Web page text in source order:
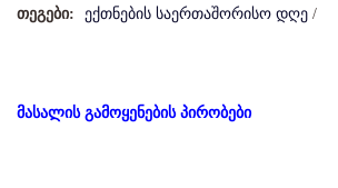
თეგები: ექთნების საერთაშორისო დღე /
მასალის გამოყენების პირობები